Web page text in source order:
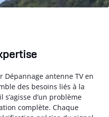
Dépannage antenne TV en
des besoins liés à la
d’un problème
complète. Chaque